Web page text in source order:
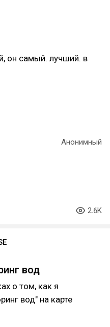
он самый. лучший. в
Анонимный
2.6K
вод
о том, как я
вод" на карте